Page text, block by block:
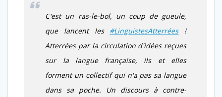
C'est un ras-le-bol, un coup de gueule,
que lancent les #LinguistesAtterrées!
Atterrées par la circulation d'idées reçues
sur la langue française, ils et elles
forment un collectif qui n'a pas sa langue
dans sa poche. Un discours à contre-